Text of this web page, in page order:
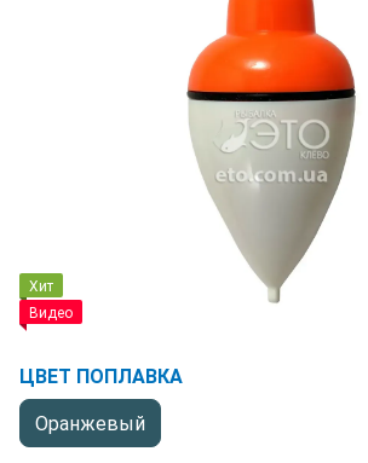
Хит
Видео
ЦВЕТ ПОПЛАВКА
Оранжевый